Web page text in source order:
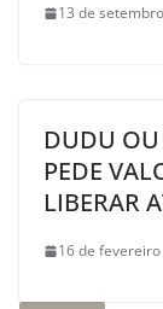
13 de
DUDU OU
PEDE
LIBERAR
16 de